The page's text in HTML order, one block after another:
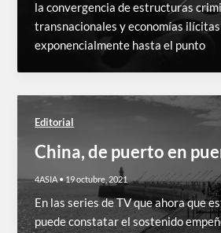
la convergencia de estructuras
transnacionales y economías
exponencialmente hasta el punto
Editorial
China, de puerto en
4ASIA • 19 octubre, 2021
En las series de TV que ahora que
puede constatar el sostenido